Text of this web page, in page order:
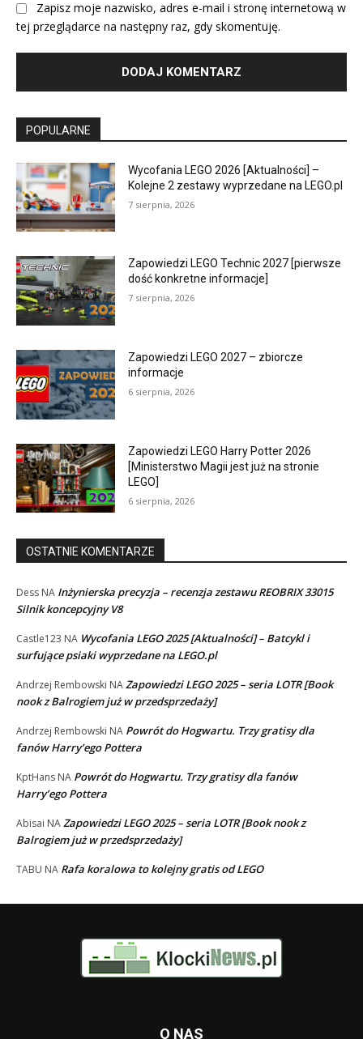
Zapisz moje nazwisko, adres e-mail i stronę internetową w
tej przeglądarce na następny raz, gdy skomentuję.
POPULARNE
Wycofania LEGO 2026 [Aktualności] –
Kolejne 2 zestawy wyprzedane na LEGO.pl
7 sierpnia, 2026
Zapowiedzi LEGO Technic 2027 [pierwsze
dość konkretne informacje]
7 sierpnia, 2026
Zapowiedzi LEGO 2027 – zbiorcze
informacje
6 sierpnia, 2026
Zapowiedzi LEGO Harry Potter 2026
[Ministerstwo Magii jest już na stronie
LEGO]
6 sierpnia, 2026
OSTATNIE KOMENTARZE
Dess NA Inżynierska precyzja – recenzja zestawu REOBRIX 33015
Silnik koncepcyjny V8
Castle123 NA Wycofania LEGO 2025 [Aktualności] – Batcykl i
surfujące psiaki wyprzedane na LEGO.pl
Andrzej Rembowski NAZapowiedzi LEGO 2025 – seria LOTR [Book
nook z Balrogiem już w przedsprzedaży]
Andrzej Rembowski NA Powrót do Hogwartu. Trzy gratisy dla
fanów Harry’ego Pottera
KptHans NA Powrót do Hogwartu. Trzy gratisy dla fanów
Harry’ego Pottera
Abisai NAZapowiedzi LEGO 2025 – seria LOTR [Book nook z
Balrogiem już w przedsprzedaży]
TABU NA Rafa koralowa to kolejny gratis od LEGO
O NAS